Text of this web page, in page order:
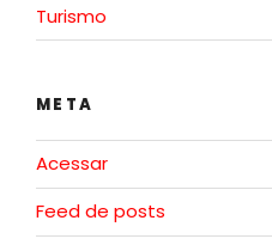
Turismo
META
Acessar
Feed de posts